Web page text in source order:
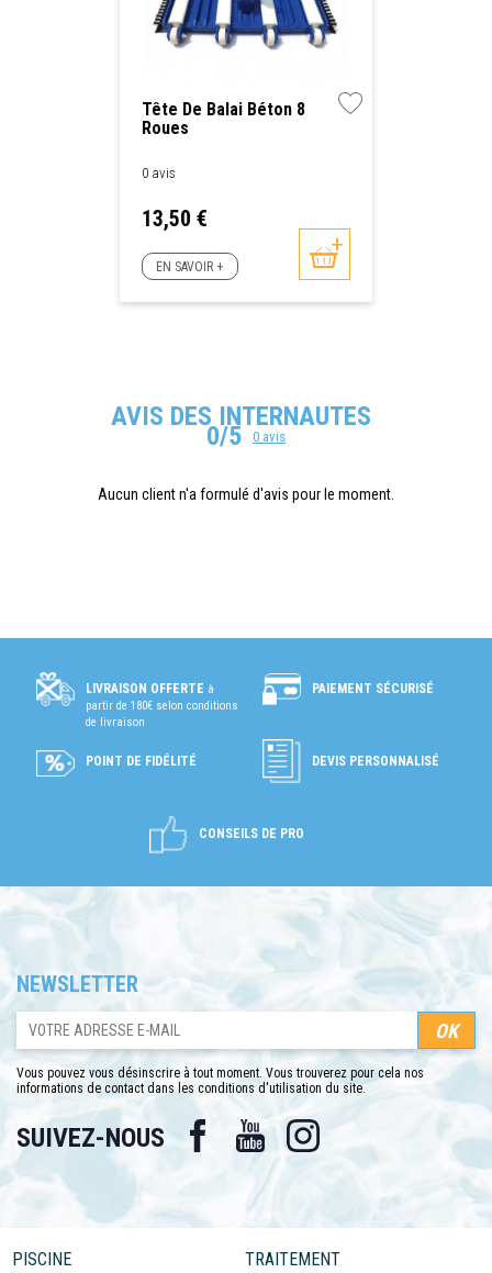
Tête De Balai Béton 8
Roues
0 avis
Prix
13,50 €
EN SAVOIR +
AVIS DES INTERNAUTES
0/5 0 avis
Aucun client n'a formulé d'avis pour le moment.
LIVRAISON OFFERTE à
partir de 180€ selon conditions
de livraison
PAIEMENT SÉCURISÉ
POINT DE FIDÉLITÉ DEVIS PERSONNALISÉ
CONSEILS DE PRO
NEWSLETTER
Vous pouvez vous désinscrire à tout moment. Vous trouverez pour cela nos
informations de contact dans les conditions d'utilisation du site.
SUIVEZ-NOUS Facebook YouTube Instagram
PISCINE
TRAITEMENT